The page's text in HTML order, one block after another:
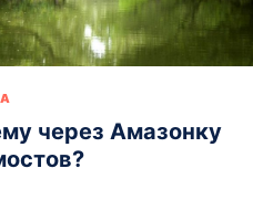
через Амазонку